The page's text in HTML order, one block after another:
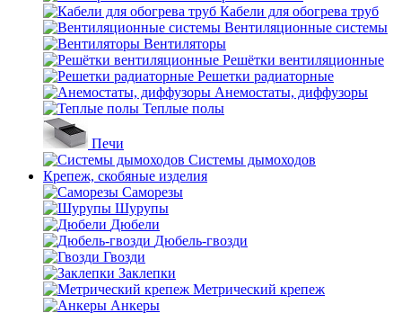
Кабели для обогрева труб
Вентиляционные системы
Вентиляторы
Решётки вентиляционные
Решетки радиаторные
Анемостаты, диффузоры
Теплые полы
Печи
Системы дымоходов
Крепеж, скобяные изделия
Саморезы
Шурупы
Дюбели
Дюбель-гвозди
Гвозди
Заклепки
Метрический крепеж
Анкеры